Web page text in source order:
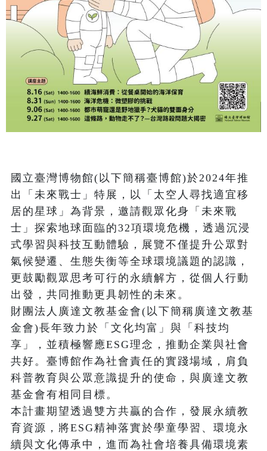
國立臺灣博物館(以下簡稱臺博館)於2024年推
出「未來戰士」特展，以「太空人尋找適宜移
居的星球」為背景，邀請觀眾化身「未來戰
士」探索地球面臨的32項環境危機，透過沉浸
式學習與科技互動體驗，展覽不僅提升公眾對
氣候變遷、生態失衡等全球環境議題的認識，
更鼓勵觀眾思考可行的永續解方，從個人行動
出發，共同推動更具韌性的未來。
財團法人廣達文教基金會(以下簡稱廣達文教基
金會)長年致力於「文化均富」與「科技均
享」，並積極響應ESG理念，推動企業與社會
共好。臺博館作為社會責任的實踐場域，肩負
科普教育與公眾意識提升的使命，與廣達文教
基金會有相同目標。
本計畫期望透過雙方共贏的合作，發展永續教
育資源，將ESG精神落實於學童學習、環境永
續與文化傳承中，進而為社會培養具備環境素